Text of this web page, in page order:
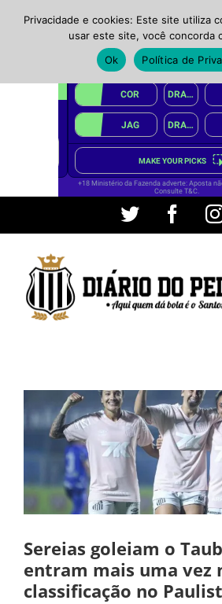
conteúdo
Twitter
Sereias goleiam o
entram mais uma vez
classificação no
Privacidade e cookies: Este site utiliza
usar este site, você concorda
Ok
Política de